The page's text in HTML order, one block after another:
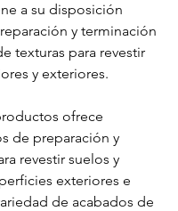
a su disposición
y terminación
texturas para revestir
y exteriores.
ofrece
de preparación y
revestir suelos y
exteriores e
de acabados de